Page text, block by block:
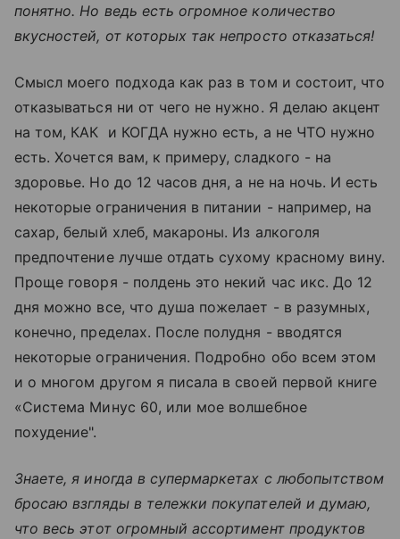
понятно. Но ведь есть огромное количество
вкусностей, от которых так непросто отказаться!
Смысл моего подхода как раз в том и состоит, что
отказываться ни от чего не нужно. Я делаю акцент
на том, КАК и КОГДА нужно есть, а не ЧТО нужно
есть. Хочется вам, к примеру, сладкого - на
здоровье. Но до 12 часов дня, а не на ночь. И есть
некоторые ограничения в питании - например, на
сахар, белый хлеб, макароны. Из алкоголя
предпочтение лучше отдать сухому красному вину.
Проще говоря - полдень это некий час икс. До 12
дня можно все, что душа пожелает - в разумных,
конечно, пределах. После полудня - вводятся
некоторые ограничения. Подробно обо всем этом
и о многом другом я писала в своей первой книге
«Система Минус 60, или мое волшебное
похудение".
Знаете, я иногда в супермаркетах с любопытством
бросаю взгляды в тележки покупателей и думаю,
что весь этот огромный ассортимент продуктов